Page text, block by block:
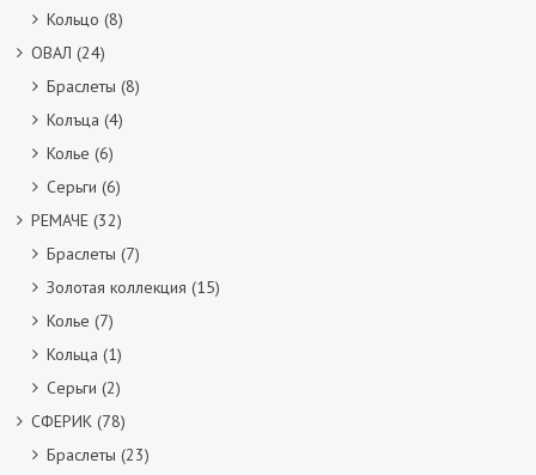
Кольцо (8)
ОВАЛ (24)
Браслеты (8)
Колъца (4)
Колье (6)
Серьги (6)
РЕМАЧЕ (32)
Браслеты (7)
Золотая коллекция (15)
Колье (7)
Кольца (1)
Серьги (2)
СФЕРИК (78)
Браслеты (23)